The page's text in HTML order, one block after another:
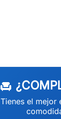
chair
Tienes el mejor